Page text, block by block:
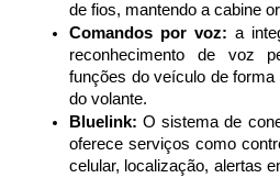
de fios, mantendo a cabine
Comandos por voz: a
reconhecimento de voz
funções do veículo de
do volante.
Bluelink: O sistema de
oferece serviços como
celular, localização, alertas